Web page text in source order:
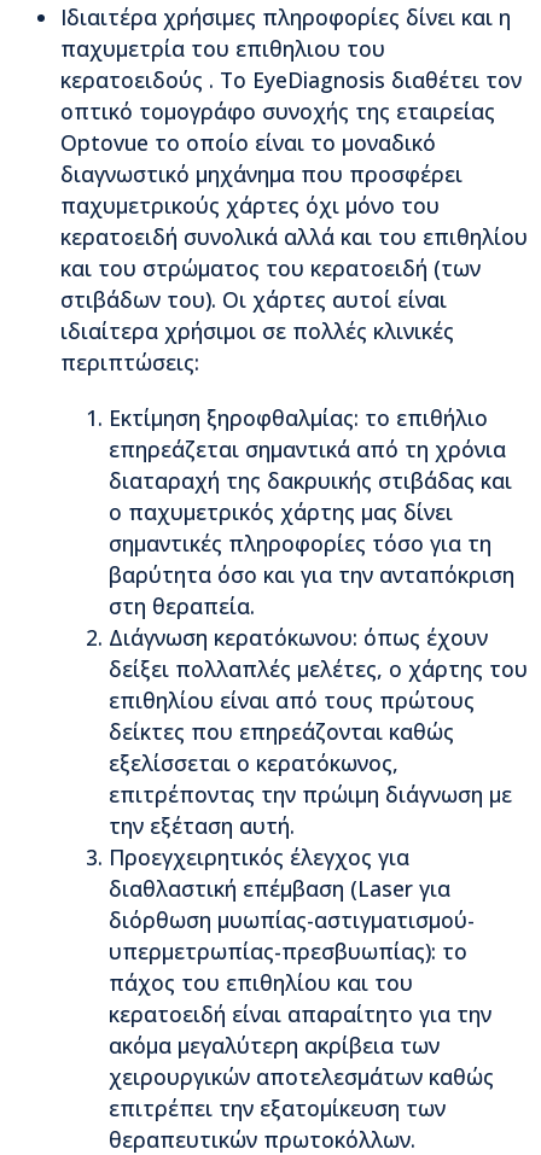
Ιδιαιτέρα χρήσιμες πληροφορίες δίνει και η
παχυμετρία του επιθηλιου του
κερατοειδούς . Το EyeDiagnosis διαθέτει τον
οπτικό τομογράφο συνοχής της εταιρείας
Optovue το οποίο είναι το μοναδικό
διαγνωστικό μηχάνημα που προσφέρει
παχυμετρικούς χάρτες όχι μόνο του
κερατοειδή συνολικά αλλά και του επιθηλίου
και του στρώματος του κερατοειδή (των
στιβάδων του). Οι χάρτες αυτοί είναι
ιδιαίτερα χρήσιμοι σε πολλές κλινικές
περιπτώσεις:
Εκτίμηση ξηροφθαλμίας: το επιθήλιο
επηρεάζεται σημαντικά από τη χρόνια
διαταραχή της δακρυικής στιβάδας και
ο παχυμετρικός χάρτης μας δίνει
σημαντικές πληροφορίες τόσο για τη
βαρύτητα όσο και για την ανταπόκριση
στη θεραπεία.
Διάγνωση κερατόκωνου: όπως έχουν
δείξει πολλαπλές μελέτες, ο χάρτης του
επιθηλίου είναι από τους πρώτους
δείκτες που επηρεάζονται καθώς
εξελίσσεται ο κερατόκωνος,
επιτρέποντας την πρώιμη διάγνωση με
την εξέταση αυτή.
Προεγχειρητικός έλεγχος για
διαθλαστική επέμβαση (Laser για
διόρθωση μυωπίας-αστιγματισμού-
υπερμετρωπίας-πρεσβυωπίας): το
πάχος του επιθηλίου και του
κερατοειδή είναι απαραίτητο για την
ακόμα μεγαλύτερη ακρίβεια των
χειρουργικών αποτελεσμάτων καθώς
επιτρέπει την εξατομίκευση των
θεραπευτικών πρωτοκόλλων.